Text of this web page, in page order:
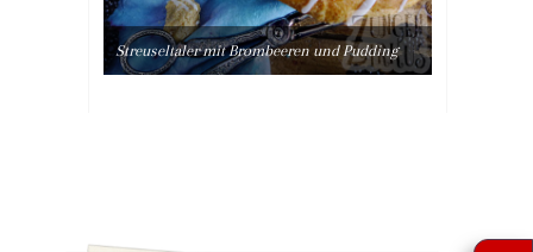
Streuseltaler mit Brombeeren und Pudding